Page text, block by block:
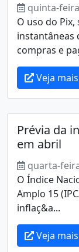
quinta-
O uso do
instantâneas
compras e
Veja mais
Prévia da
em abril
quarta-
O Índice
Amplo 15
inflaç&a...
Veja mais